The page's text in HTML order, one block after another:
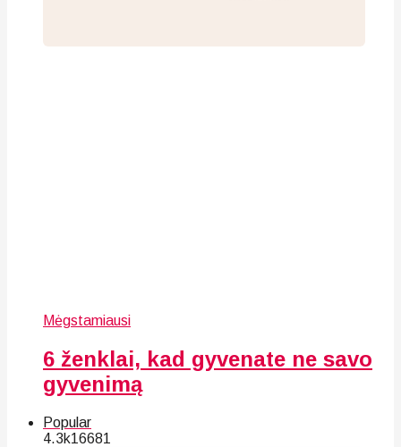
Mėgstamiausi
6 ženklai, kad gyvenate ne savo
gyvenimą
Popular
4.3k16681